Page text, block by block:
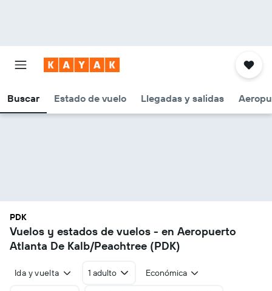
Buscar Estado de vuelo Llegadas y salidas
PDK
Vuelos y estados de vuelos - en Aeropuerto
Atlanta De Kalb/Peachtree (PDK)
Ida y vuelta 1 adulto Económica